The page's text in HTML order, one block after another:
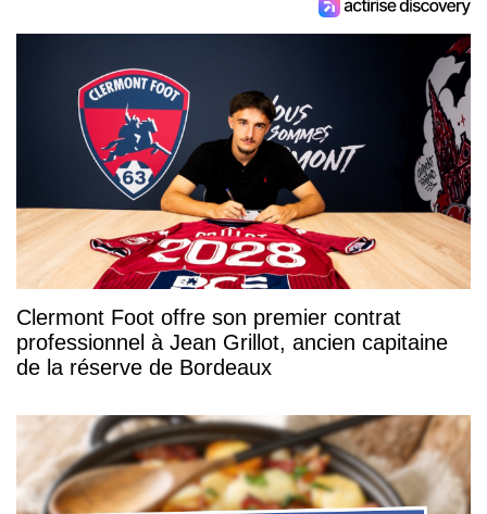
Clermont Foot offre son premier contrat
professionnel à Jean Grillot, ancien capitaine
de la réserve de Bordeaux